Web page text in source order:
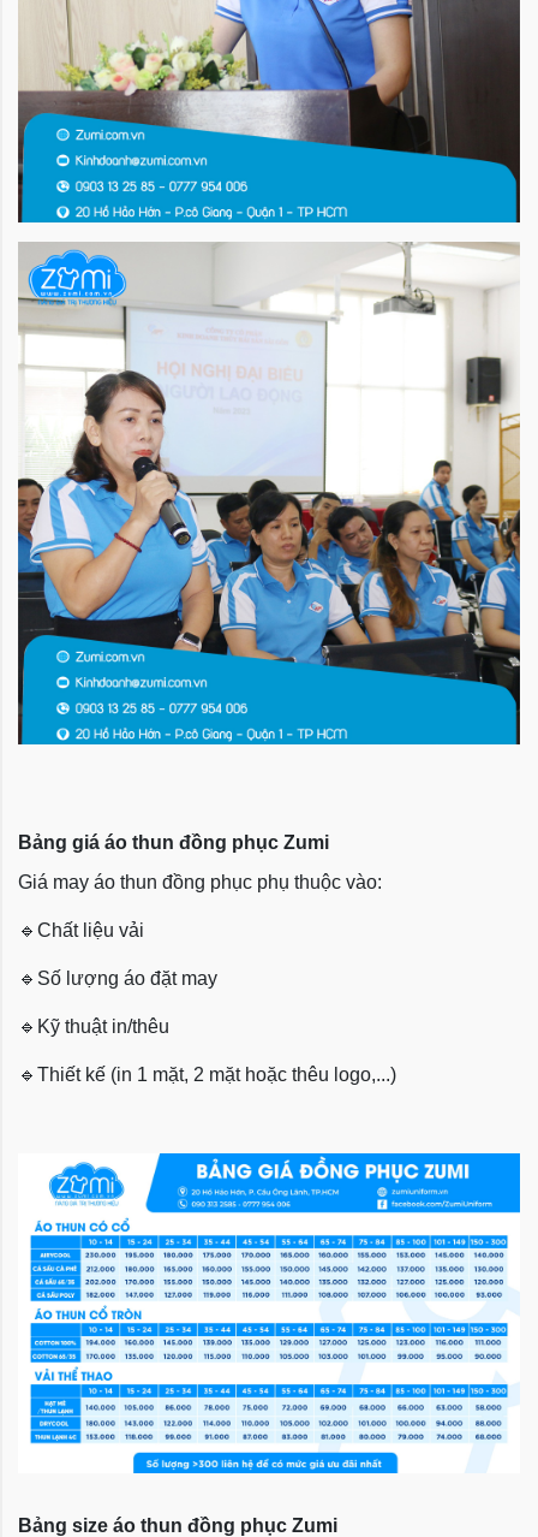
Bảng giá áo thun đồng phục Zumi
Giá may áo thun đồng phục phụ thuộc vào:
🔹 Chất liệu vải
🔹 Số lượng áo đặt may
🔹 Kỹ thuật in/thêu
🔹 Thiết kế (in 1 mặt, 2 mặt hoặc thêu logo,...)
Bảng size áo thun đồng phục Zumi